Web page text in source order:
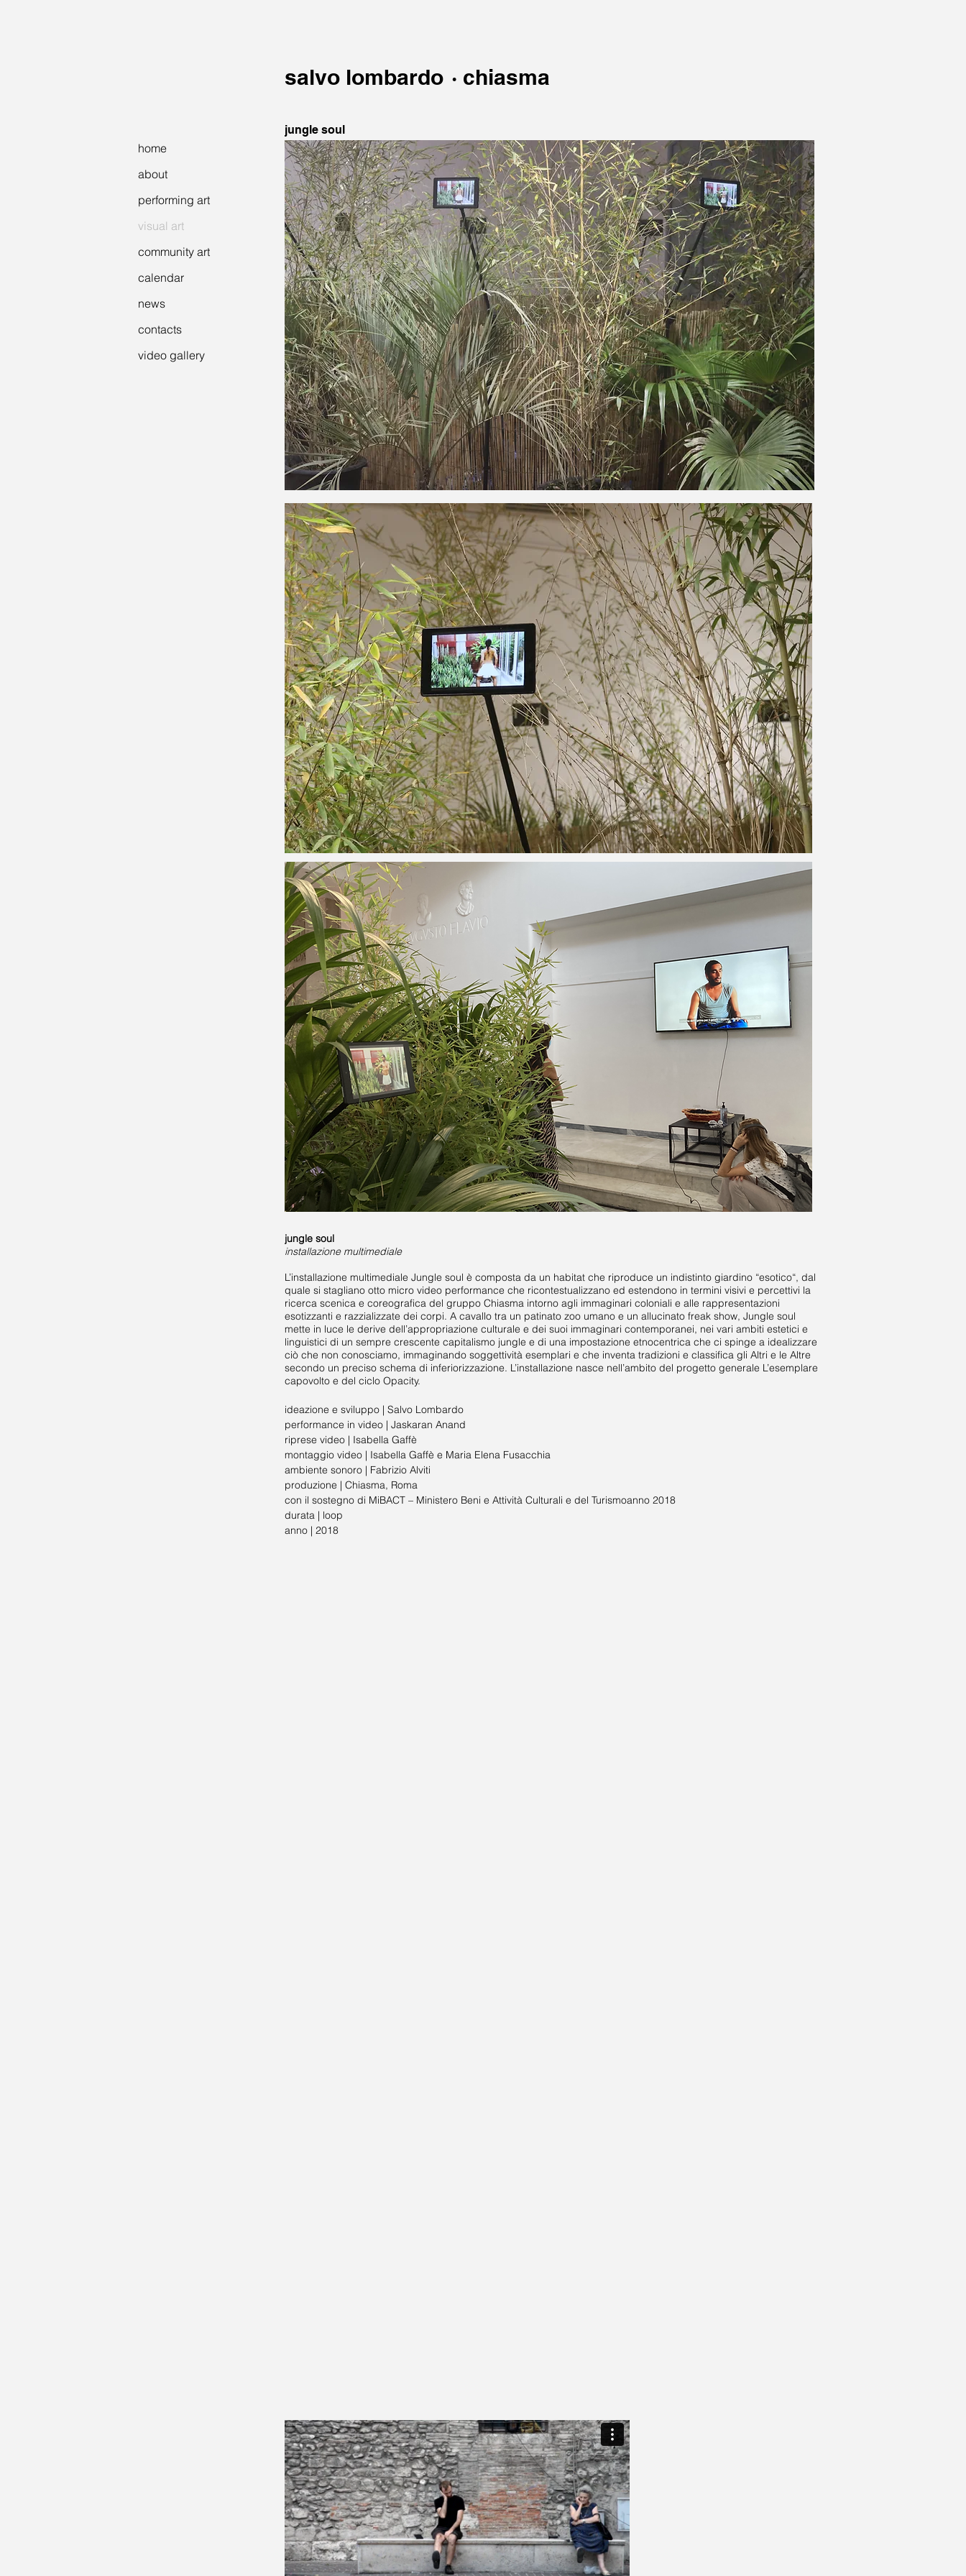
salvo lombardo · chiasma
jungle soul
jungle soul
installazione multimediale
L’installazione multimediale Jungle soul è composta da un habitat che riproduce un indistinto giardino “esotico“, dal
quale si stagliano otto micro video performance che ricontestualizzano ed estendono in termini visivi e percettivi la
ricerca scenica e coreografica del gruppo Chiasma intorno agli immaginari coloniali e alle rappresentazioni
esotizzanti e razzializzate dei corpi. A cavallo tra un patinato zoo umano e un allucinato freak show, Jungle soul
mette in luce le derive dell’appropriazione culturale e dei suoi immaginari contemporanei, nei vari ambiti estetici e
linguistici di un sempre crescente capitalismo jungle e di una impostazione etnocentrica che ci spinge a idealizzare
ciò che non conosciamo, immaginando soggettività esemplari e che inventa tradizioni e classifica gli Altri e le Altre
secondo un preciso schema di inferiorizzazione. L’installazione nasce nell’ambito del progetto generale L’esemplare
capovolto e del ciclo Opacity.
ideazione e sviluppo | Salvo Lombardo
performance in video | Jaskaran Anand
riprese video | Isabella Gaffè
montaggio video | Isabella Gaffè e Maria Elena Fusacchia
ambiente sonoro | Fabrizio Alviti
produzione | Chiasma, Roma
con il sostegno di MiBACT – Ministero Beni e Attività Culturali e del Turismoanno 2018
durata | loop
anno | 2018
home
about
performing art
visual art
community art
calendar
news
contacts
video gallery